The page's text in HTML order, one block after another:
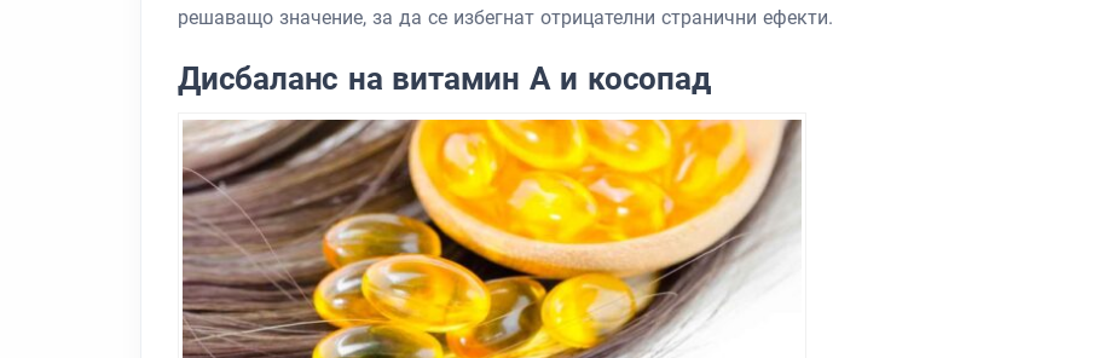
решаващо значение, за да се избегнат отрицателни странични ефекти.
Дисбаланс на витамин А и косопад